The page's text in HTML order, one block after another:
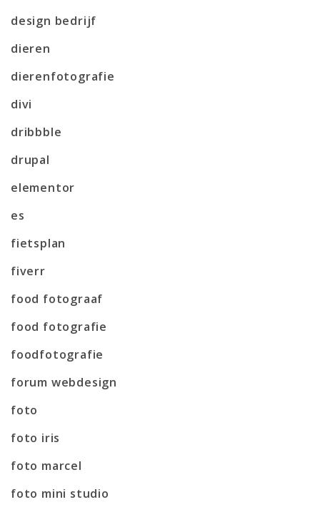
design bedrijf
dieren
dierenfotografie
divi
dribbble
drupal
elementor
es
fietsplan
fiverr
food fotograaf
food fotografie
foodfotografie
forum webdesign
foto
foto iris
foto marcel
foto mini studio